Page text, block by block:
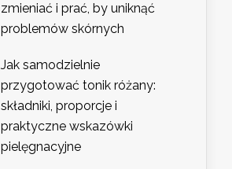
zmieniać i prać, by uniknąć
problemów skórnych
Jak samodzielnie
przygotować tonik różany:
składniki, proporcje i
praktyczne wskazówki
pielęgnacyjne